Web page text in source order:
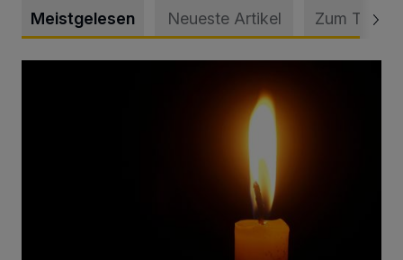
Meistgelesen Neueste Artikel Zum Thema